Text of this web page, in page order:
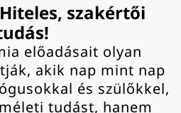
szakértői
előadásait olyan
akik nap mint nap
és szülőkkel,
tudást, hanem